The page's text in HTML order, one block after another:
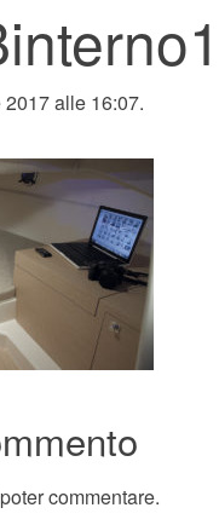
alle 16:07.
commentare.